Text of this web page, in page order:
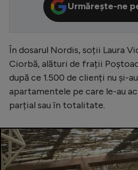
LaLiga
Bundesliga
Ligue 1
Campionate
Starurile fotbalului
EURO 2024
Stranieri
Clasamente
Urmărește-ne
În dosarul Nordis, soții Laura
Ciorbă, alături de frații
după ce 1.500 de clienți nu și-
apartamentele pe care le-au
parțial sau în totalitate.